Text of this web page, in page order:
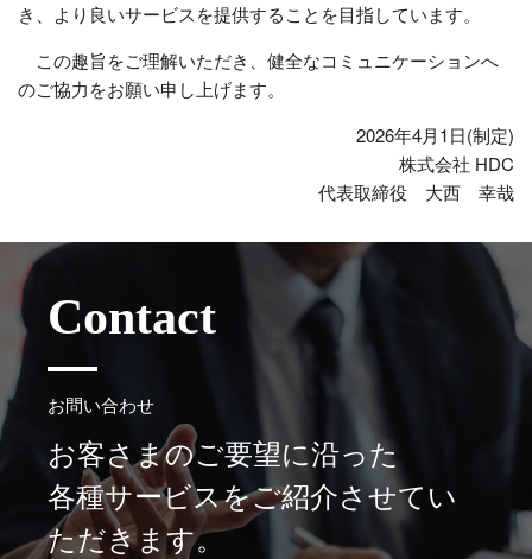
き、より良いサービスを提供することを目指しています。
この趣旨をご理解いただき、健全なコミュニケーションへ
のご協力をお願い申し上げます。
2026年4月1日(制定)
株式会社 HDC
代表取締役 大西 幸哉
Contact
お問い合わせ
お客さまのご要望に沿った
各種サービスをご紹介させてい
ただきます。